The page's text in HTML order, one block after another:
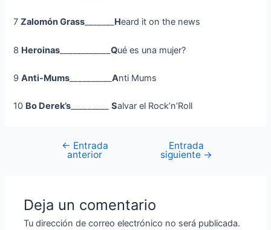
7Zalomón Grass Heard it on the news
8 Heroinas ____________Qué es una mujer?
9Anti-Mums __________Anti Mums
10 Bo Derek’s _________Salvar el Rock’n’Roll
Navegación
← Entrada
anterior
Entrada
siguiente →
Deja un comentario
Tu dirección de correo electrónico no será publicada.